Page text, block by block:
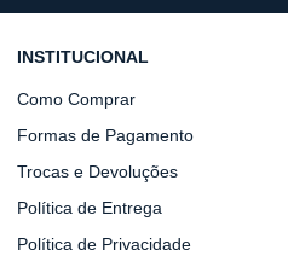
INSTITUCIONAL
Como Comprar
Formas de Pagamento
Trocas e Devoluções
Política de Entrega
Política de Privacidade